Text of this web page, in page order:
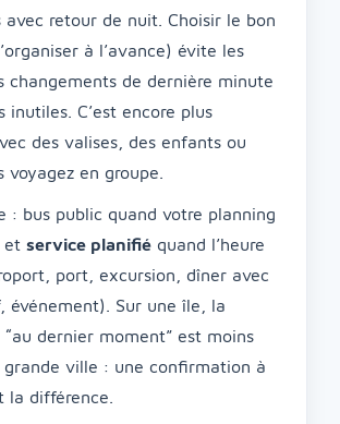
avec retour de nuit. Choisir le bon
à l’avance) évite les
changements de dernière minute
inutiles. C’est encore plus
des valises, des enfants ou
voyagez en groupe.
: bus public quand votre planning
et service planifié quand l’heure
port, excursion, dîner avec
événement). Sur une île, la
dernier moment” est moins
grande ville : une confirmation à
la différence.